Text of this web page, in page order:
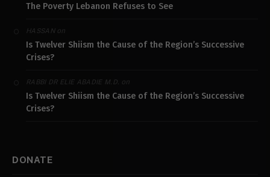
The Poverty Lebanon Refuses to See
HASSANon
Is Twelver Shiism the Cause of the Region’s Successive
Crises?
RABBI DR ELIE ABADIE M.D. on
Is Twelver Shiism the Cause of the Region’s Successive
Crises?
DONATE